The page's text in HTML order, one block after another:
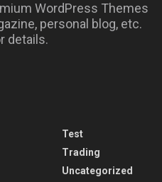
WordPress Themes
personal blog, etc.
details.
Test
Trading
Uncategorized